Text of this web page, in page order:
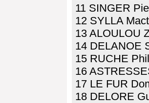
11 SINGER
12 SYLLA
13 ALOULOU
14 DELANOE
15 RUCHE
16
17 LE FUR
18 DELORE